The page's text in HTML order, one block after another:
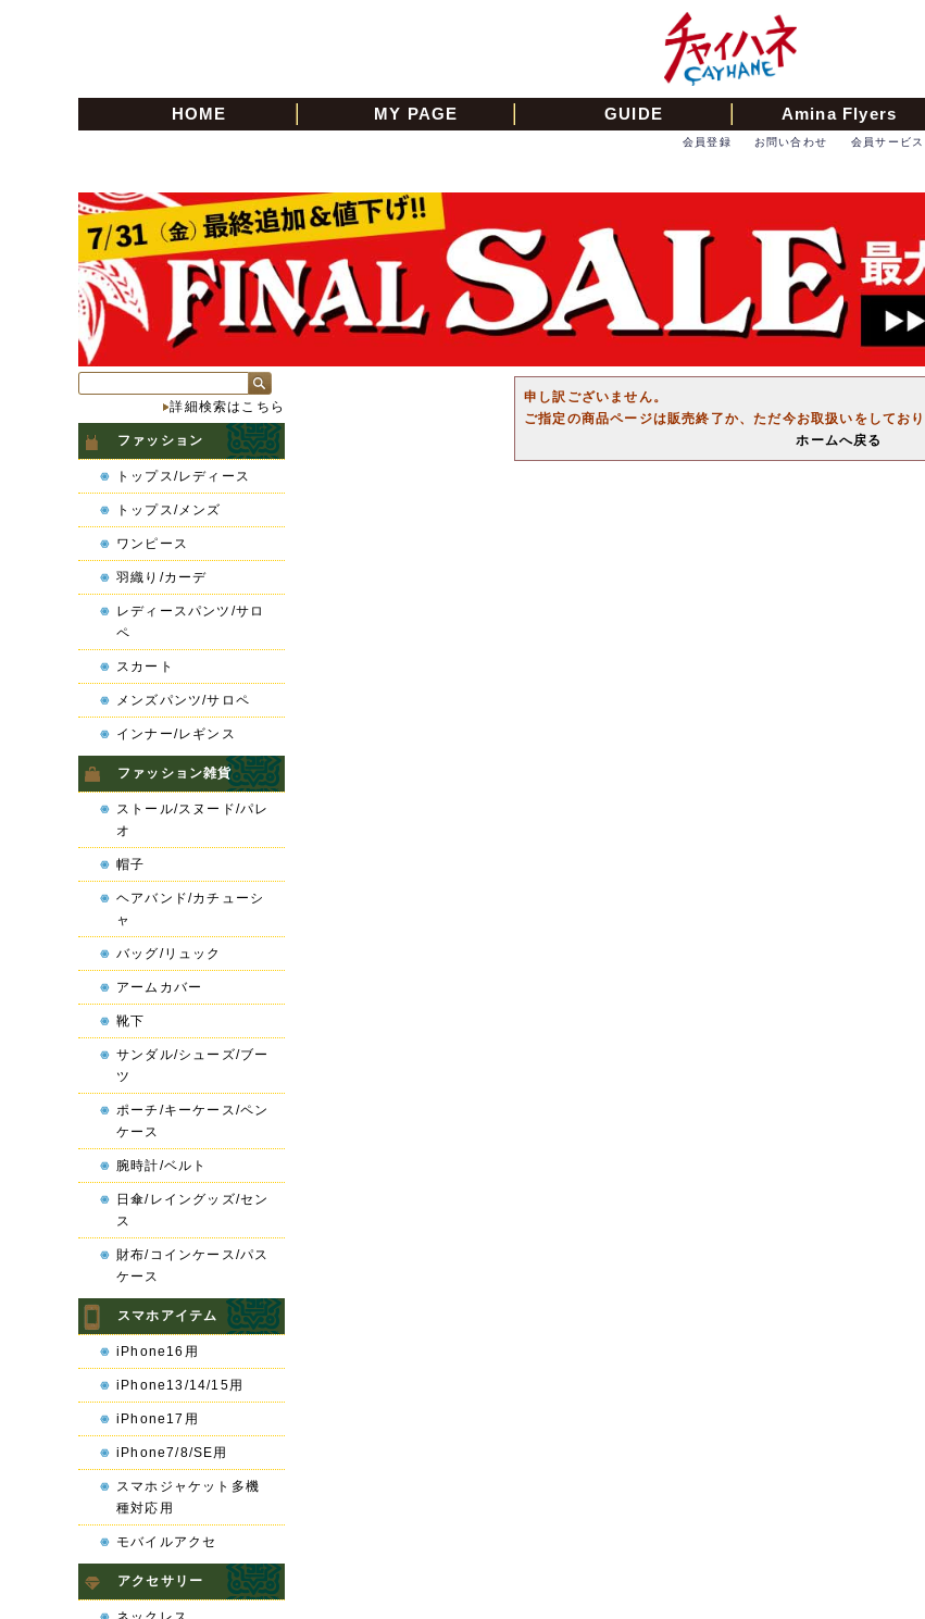
HOME MY PAGE GUIDE Amina Flyers
会員サービス
お問い合わせ
会員登録
申し訳ございません。
ご指定の商品ページは販売終了か、ただ今お取扱いをしており
ホームへ戻る
詳細検索はこちら
ファッション
トップス/レディース
トップス/メンズ
ワンピース
羽織り/カーデ
レディースパンツ/サロ
ペ
スカート
メンズパンツ/サロペ
インナー/レギンス
ファッション雑貨
ストール/スヌード/パレ
オ
帽子
ヘアバンド/カチューシ
ャ
バッグ/リュック
アームカバー
靴下
サンダル/シューズ/ブー
ツ
ポーチ/キーケース/ペン
ケース
腕時計/ベルト
日傘/レイングッズ/セン
ス
財布/コインケース/パス
ケース
スマホアイテム
iPhone16用
iPhone13/14/15用
iPhone17用
iPhone7/8/SE用
スマホジャケット多機
種対応用
モバイルアクセ
アクセサリー